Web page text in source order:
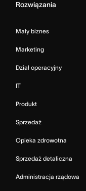
Rozwiązania
Mały biznes
Marketing
Dział operacyjny
IT
Produkt
Sprzedaż
Opieka zdrowotna
Sprzedaż detaliczna
Administracja rządowa